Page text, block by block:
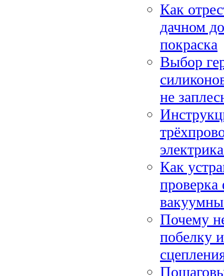
Как
дачном
покраска
Выбор
не
Как
Почему
побелку